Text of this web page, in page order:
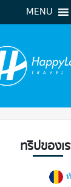
MENU
ทริปของเ